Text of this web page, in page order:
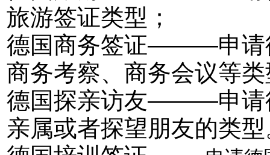
旅游签证类型；
德国商务签证———申请
商务考察、商务会议等
德国探亲访友———申请
亲属或者探望朋友的类